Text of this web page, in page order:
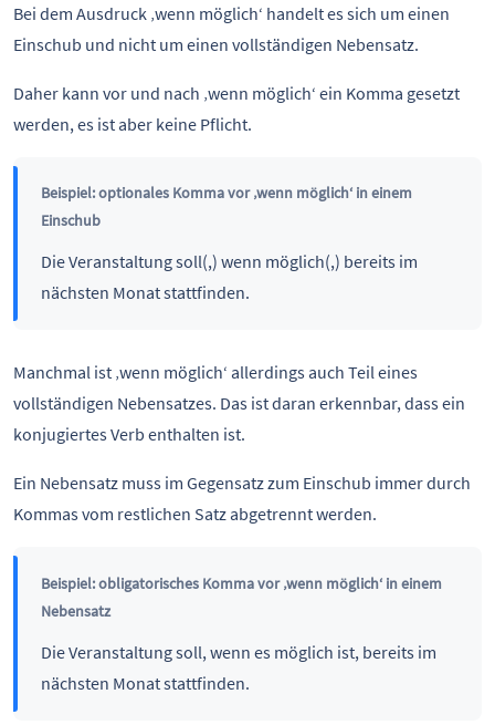
Bei dem Ausdruck ‚wenn möglich‘ handelt es sich um einen
Einschub und nicht um einen vollständigen Nebensatz.
Daher kann vor und nach ‚wenn möglich‘ ein Komma gesetzt
werden, es ist aber keine Pflicht.
Beispiel: optionales Komma vor ‚wenn möglich‘ in einem
Einschub
Die Veranstaltung soll(,) wenn möglich(,) bereits im
nächsten Monat stattfinden.
Manchmal ist ‚wenn möglich‘ allerdings auch Teil eines
vollständigen Nebensatzes. Das ist daran erkennbar, dass ein
konjugiertes Verb enthalten ist.
Ein Nebensatz muss im Gegensatz zum Einschub immer durch
Kommas vom restlichen Satz abgetrennt werden.
Beispiel: obligatorisches Komma vor ‚wenn möglich‘ in einem
Nebensatz
Die Veranstaltung soll, wenn es möglich ist, bereits im
nächsten Monat stattfinden.